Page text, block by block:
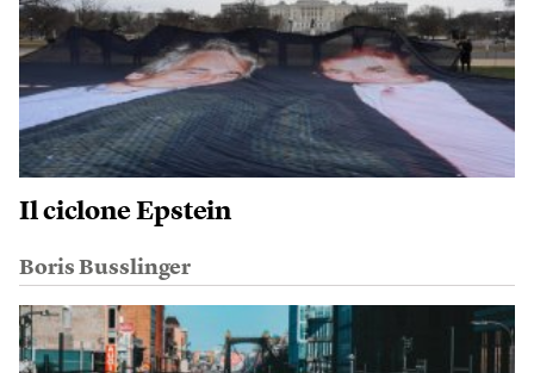
Il ciclone Epstein
Boris Busslinger